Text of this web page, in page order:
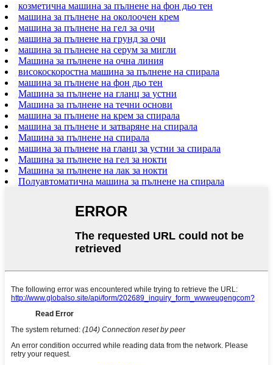
козметична машина за пълнене на фон дьо тен
машина за пълнене на околоочен крем
машина за пълнене на гел за очи
машина за пълнене на грунд за очи
машина за пълнене на серум за мигли
Машина за пълнене на очна линия
високоскоростна машина за пълнене на спирала
машина за пълнене на фон дьо тен
Машина за пълнене на гланц за устни
Машина за пълнене на течни основи
машина за пълнене на крем за спирала
машина за пълнене и затваряне на спирала
Машина за пълнене на спирала
машина за пълнене на гланц за устни за спирала
Машина за пълнене на гел за нокти
Машина за пълнене на лак за нокти
Полуавтоматична машина за пълнене на спирала